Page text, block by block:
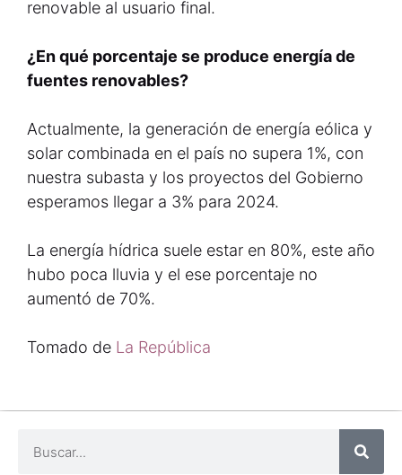
renovable al usuario final.
¿En qué porcentaje se produce energía de
fuentes renovables?
Actualmente, la generación de energía eólica y
solar combinada en el país no supera 1%, con
nuestra subasta y los proyectos del Gobierno
esperamos llegar a 3% para 2024.
La energía hídrica suele estar en 80%, este año
hubo poca lluvia y el ese porcentaje no
aumentó de 70%.
Tomado de La República